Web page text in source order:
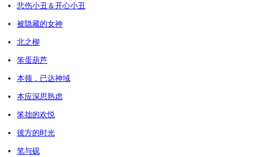
悲伤小丑＆开心小丑
被隐藏的女神
北之柳
笨蛋葫芦
本领，已达神域
本应深思熟虑
笨拙的欢悦
彼方的时光
笔与砚